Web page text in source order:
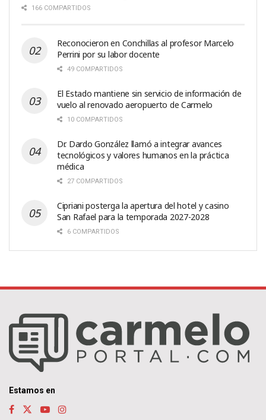
166 COMPARTIDOS
Reconocieron en Conchillas al profesor Marcelo
Perrini por su labor docente
49 COMPARTIDOS
El Estado mantiene sin servicio de información de
vuelo al renovado aeropuerto de Carmelo
10 COMPARTIDOS
Dr. Dardo González llamó a integrar avances
tecnológicos y valores humanos en la práctica
médica
27 COMPARTIDOS
Cipriani posterga la apertura del hotel y casino
San Rafael para la temporada 2027-2028
6 COMPARTIDOS
Estamos en